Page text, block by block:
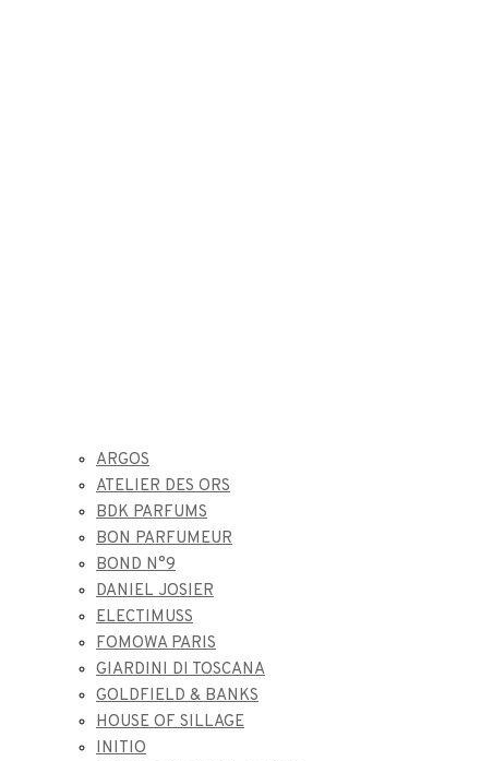
ARGOS
ATELIER DES ORS
BDK PARFUMS
BON PARFUMEUR
BOND N°9
DANIEL JOSIER
ELECTIMUSS
FOMOWA PARIS
GIARDINI DI TOSCANA
GOLDFIELD & BANKS
HOUSE OF SILLAGE
INITIO